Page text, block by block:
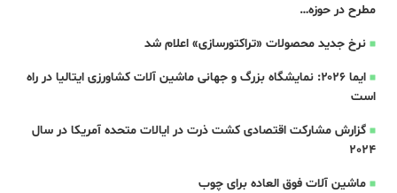
مطرح در حوزه…
نرخ جدید محصولات «تراکتورسازی» اعلام شد
ایما ۲۰۲۶: نمایشگاه بزرگ و جهانی ماشین آلات کشاورزی ایتالیا در راه
است
گزارش مشارکت اقتصادی کشت ذرت در ایالات متحده آمریکا در سال
2024
ماشین آلات فوق العاده برای چوب